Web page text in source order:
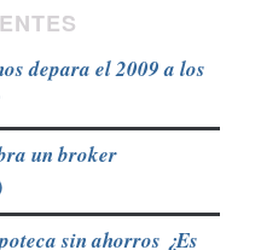
depara el 2009 a los
un broker
sin ahorros ¿Es